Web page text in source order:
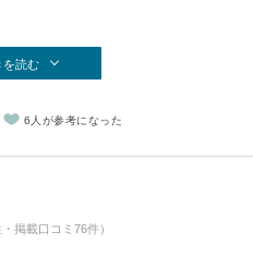
を読む
6人が参考になった
掲載口コミ76件）